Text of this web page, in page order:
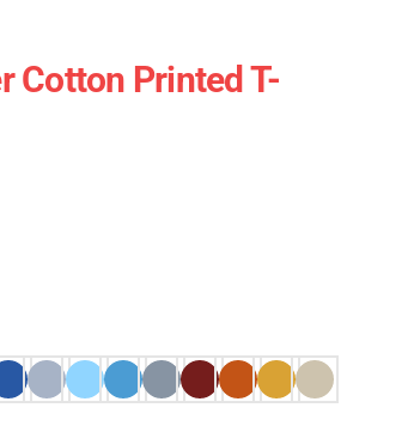
Cotton Printed T-